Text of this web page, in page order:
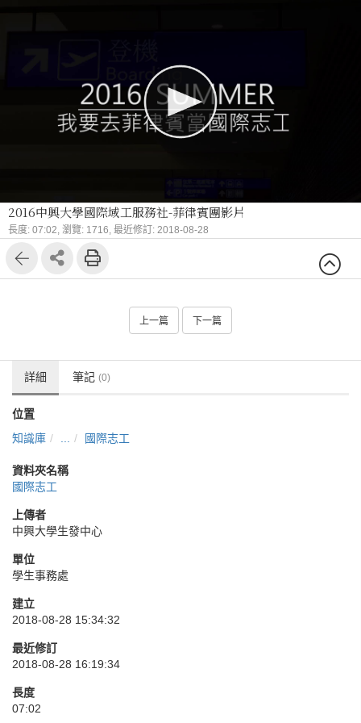
2016中興大學國際域工服務社-菲律賓團影片
長度: 07:02, 瀏覽: 1716, 最近修訂: 2018-08-28
上一篇 下一篇
詳細 筆記 (0)
位置
知識庫
... 國際志工
資料夾名稱
國際志工
上傳者
中興大學生發中心
單位
學生事務處
建立
2018-08-28 15:34:32
最近修訂
2018-08-28 16:19:34
長度
07:02